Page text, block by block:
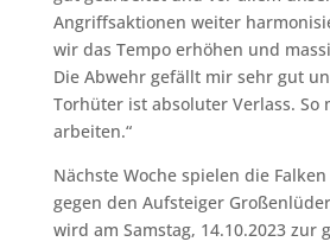
Angriffsaktionen weiter
wir das Tempo erhöhen und
Die Abwehr gefällt mir sehr gut
Torhüter ist absoluter Verlass. So
arbeiten.“
Nächste Woche spielen die
gegen den Aufsteiger
wird am Samstag, 14.10.2023 zur